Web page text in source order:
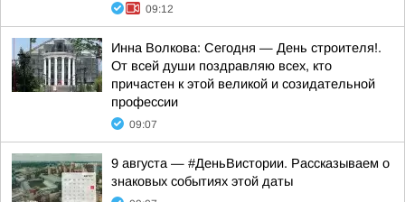
09:12
Инна Волкова: Сегодня — День строителя!.
От всей души поздравляю всех, кто
причастен к этой великой и созидательной
профессии
09:07
9 августа — #ДеньВистории. Рассказываем о
знаковых событиях этой даты